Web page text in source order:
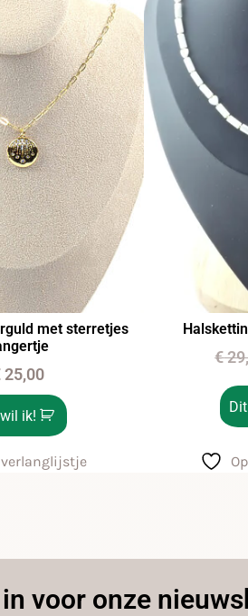
met sterretjes
25,00
ik!
verlanglijstje
€
voor onze